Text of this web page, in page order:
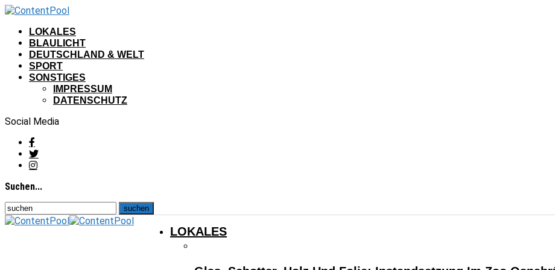
LOKALES
BLAULICHT
DEUTSCHLAND & WELT
SPORT
SONSTIGES
IMPRESSUM
DATENSCHUTZ
Social Media
Suchen...
LOKALES